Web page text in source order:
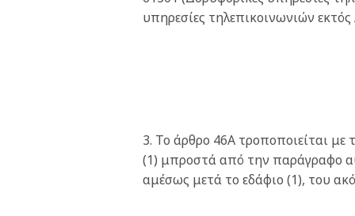
υπηρεσίες τηλεπικοινωνιών
3. Το άρθρο 46Α τροποποιείται
(1) μπροστά από την παράγραφο
αμέσως μετά το εδάφιο (1), του